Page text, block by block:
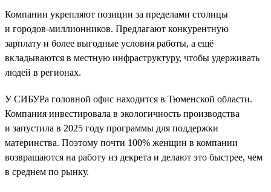
Компании укрепляют позиции за пределами столицы
и городов-миллионников. Предлагают конкурентную
зарплату и более выгодные условия работы, а ещё
вкладываются в местную инфраструктуру, чтобы удерживать
людей в регионах.
У СИБУРа головной офис находится в Тюменской области.
Компания инвестировала в экологичность производства
и запустила в 2025 году программы для поддержки
материнства. Поэтому почти 100% женщин в компании
возвращаются на работу из декрета и делают это быстрее, чем
в среднем по рынку.